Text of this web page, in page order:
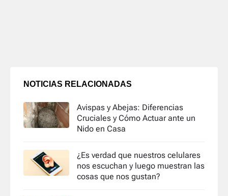
NOTICIAS RELACIONADAS
Avispas y Abejas: Diferencias
Cruciales y Cómo Actuar ante un
Nido en Casa
¿Es verdad que nuestros celulares
nos escuchan y luego muestran las
cosas que nos gustan?